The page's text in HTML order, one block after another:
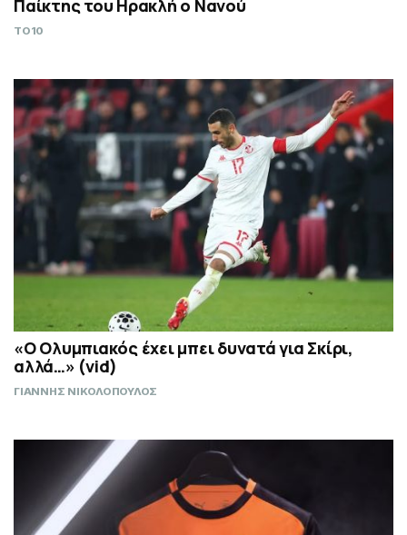
Παίκτης του Ηρακλή ο Νανού
TO10
«Ο Ολυμπιακός έχει μπει δυνατά για Σκίρι,
αλλά…» (vid)
ΓΙΑΝΝΗΣ ΝΙΚΟΛΟΠΟΥΛΟΣ